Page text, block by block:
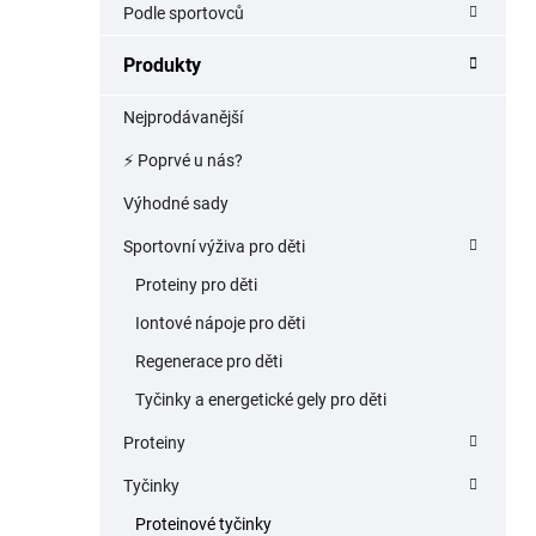
Podle sportovců
Produkty
Nejprodávanější
⚡️ Poprvé u nás?
Výhodné sady
Sportovní výživa pro děti
Proteiny pro děti
Iontové nápoje pro děti
Regenerace pro děti
Tyčinky a energetické gely pro děti
Proteiny
Tyčinky
Proteinové tyčinky